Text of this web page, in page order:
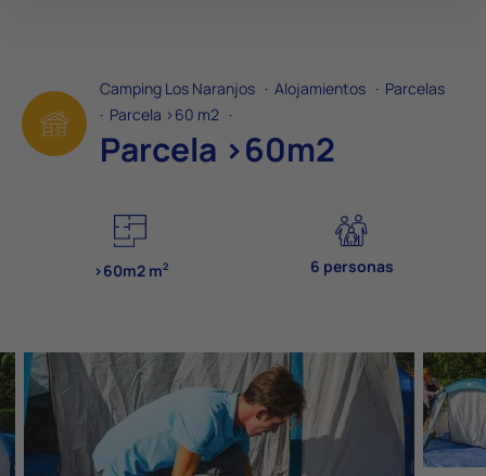
Camping Los Naranjos · Alojamientos · Parcelas
· Parcela >60 m2 ·
Parcela >60m2
>60m2 m2 6 personas